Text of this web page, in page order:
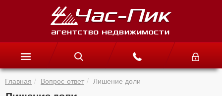
Главная Вопрос-ответ Лишение доли